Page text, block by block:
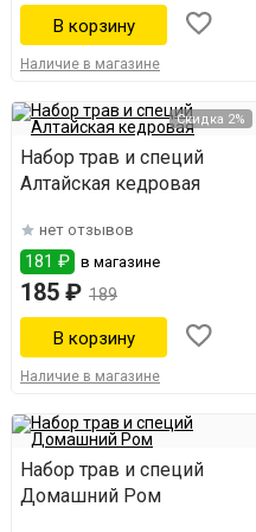
Наличие в магазине
Скидка 2%
Набор трав и специй
Алтайская кедровая
нет отзывов
181 ₽ в магазине
185 ₽ 189
Наличие в магазине
Набор трав и специй
Домашний Ром